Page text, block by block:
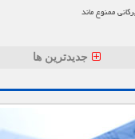
ممنوع ماند
جدیدترین ها